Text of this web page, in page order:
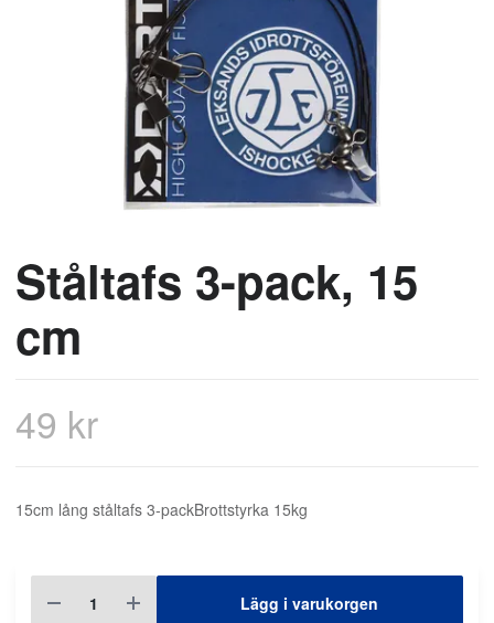
Ståltafs 3-pack, 15
cm
49 kr
15cm lång ståltafs 3-packBrottstyrka 15kg
Lägg i varukorgen